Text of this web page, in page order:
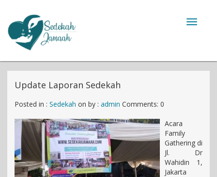
Toggle
Update Laporan Sedekah
Posted in : Sedekah on by : admin Comments: 0
Acara
Family
Gathering di
Jl. Dr
Wahidin 1,
Jakarta